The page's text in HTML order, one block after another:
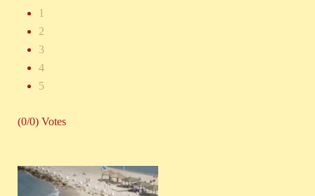
1
2
3
4
5
(0/0) Votes